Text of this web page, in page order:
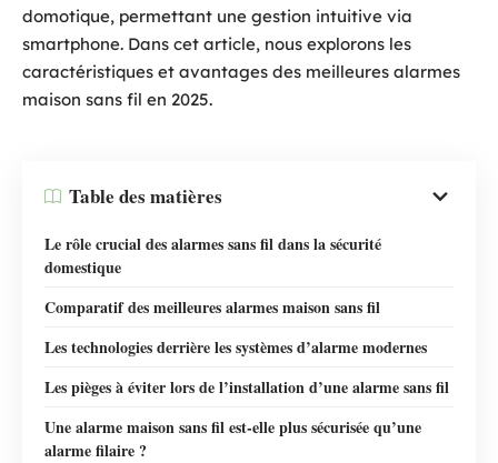
domotique, permettant une gestion intuitive via
smartphone. Dans cet article, nous explorons les
caractéristiques et avantages des meilleures alarmes
maison sans fil en 2025.
Table des matières
Le rôle crucial des alarmes sans fil dans la sécurité
domestique
Comparatif des meilleures alarmes maison sans fil
Les technologies derrière les systèmes d’alarme modernes
Les pièges à éviter lors de l’installation d’une alarme sans fil
Une alarme maison sans fil est-elle plus sécurisée qu’une
alarme filaire ?